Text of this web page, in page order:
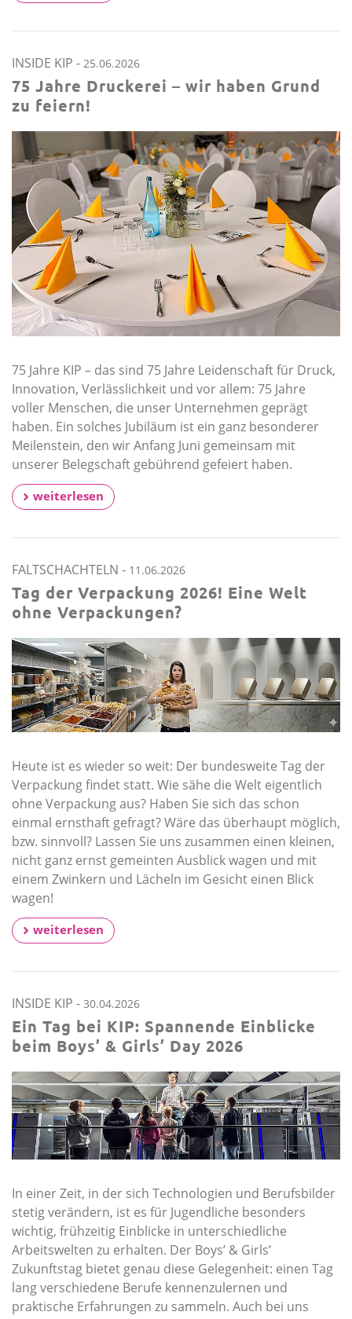
INSIDE KIP - 25.06.2026
75 Jahre Druckerei – wir haben Grund
zu feiern!
75 Jahre KIP – das sind 75 Jahre Leidenschaft für Druck,
Innovation, Verlässlichkeit und vor allem: 75 Jahre
voller Menschen, die unser Unternehmen geprägt
haben. Ein solches Jubiläum ist ein ganz besonderer
Meilenstein, den wir Anfang Juni gemeinsam mit
unserer Belegschaft gebührend gefeiert haben.
weiterlesen
FALTSCHACHTELN - 11.06.2026
Tag der Verpackung 2026! Eine Welt
ohne Verpackungen?
Heute ist es wieder so weit: Der bundesweite Tag der
Verpackung findet statt. Wie sähe die Welt eigentlich
ohne Verpackung aus? Haben Sie sich das schon
einmal ernsthaft gefragt? Wäre das überhaupt möglich,
bzw. sinnvoll? Lassen Sie uns zusammen einen kleinen,
nicht ganz ernst gemeinten Ausblick wagen und mit
einem Zwinkern und Lächeln im Gesicht einen Blick
wagen!
weiterlesen
INSIDE KIP - 30.04.2026
Ein Tag bei KIP: Spannende Einblicke
beim Boys’ & Girls’ Day 2026
In einer Zeit, in der sich Technologien und Berufsbilder
stetig verändern, ist es für Jugendliche besonders
wichtig, frühzeitig Einblicke in unterschiedliche
Arbeitswelten zu erhalten. Der Boys’ & Girls’
Zukunftstag bietet genau diese Gelegenheit: einen Tag
lang verschiedene Berufe kennenzulernen und
praktische Erfahrungen zu sammeln. Auch bei uns